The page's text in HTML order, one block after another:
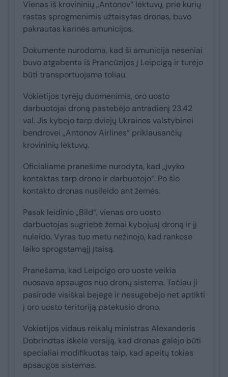
Vienas iš krovininių „Antonov“ lėktuvų, prie kurių
rastas sprogmenimis užtaisytas dronas, buvo
pakrautas karinės amunicijos.
Dokumente nurodoma, kad ši amunicija neseniai
buvo atgabenta iš Prancūzijos į Leipcigą ir turėjo
būti transportuojama toliau.
Vokietijos tyrėjų duomenimis, oro uosto
darbuotojai droną pastebėjo antradienį 23.42
val. Jis kybojo tarp dviejų Ukrainos valstybinei
bendrovei „Antonov Airlines“ priklausančių
krovininių lėktuvų.
Oficialiame pranešime nurodyta, kad „įvyko
kontaktas tarp drono ir darbuotojo“. Po šio
kontakto dronas nusileido ant žemės.
Pasak leidinio „Bild“, vienas oro uosto
darbuotojas sugriebė žemai kybojusį droną ir jį
nuleido. Vyras tuo metu nežinojo, kad rankose
laiko sprogstamąjį įtaisą.
Pranešama, kad Leipcigo oro uoste veikia
nuosava apsaugos nuo dronų sistema. Tačiau ji
pasirodė visiškai bejėgė ir nesugebėjo net aptikti
į oro uosto teritoriją patekusio drono.
Vokietijos vidaus reikalų ministras Alexanderis
Dobrindtas iškėlė versiją, kad dronas galėjo būti
specialiai modifikuotas taip, kad apeitų tokias
apsaugos sistemas.